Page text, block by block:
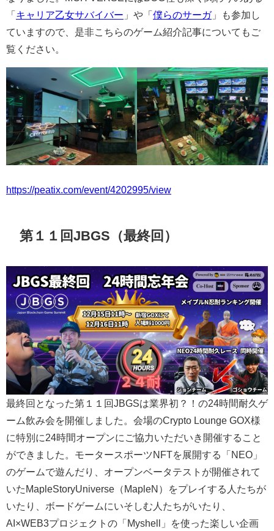
「 キャリア乙女サバイバー 」や「 僕らのサーガ」も参加し
ていますので、是非こちらのゲーム紹介記事についてもご
覧ください。
https://peatix.com/event/4202995/view
第１１回JBGS（最終回）
最終回となった第１１回JBGSは業界初？！の24時間耐久ゲ
ーム飲み会を開催しました。会場のCrypto Lounge GOX様
に特別に24時間オープンにご協力いただいき開催すること
ができました。モータースポーツNFTを展開する「NEO」
のゲームで遊んだり、オープンベータテストが開催されて
いたMapleStoryUniverse（MapleN）をプレイする人たちが
いたり、ボードゲームにいそしむ人たちがいたり、
AI×WEB3プロジェクトの「Myshell」を使った楽しい企画